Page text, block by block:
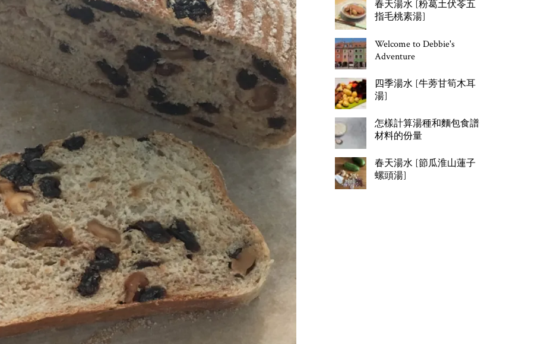
春天湯水 [粉葛土伏苓五
指毛桃素湯]
Welcome to Debbie's
Adventure
四季湯水 [牛蒡甘筍木耳
湯]
怎樣計算湯種和麵包食譜
材料的份量
春天湯水 [節瓜淮山蓮子
螺頭湯]